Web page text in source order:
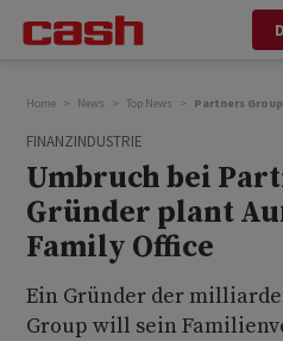
Home News Top News Partners
FINANZINDUSTRIE
Umbruch bei
Gründer plant
Family Office
Ein Gründer der
Group will sein